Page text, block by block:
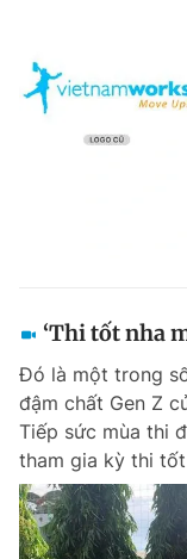
‘Thi tốt nha
Đó là một trong
đậm chất Gen Z
Tiếp sức mùa thi
tham gia kỳ thi